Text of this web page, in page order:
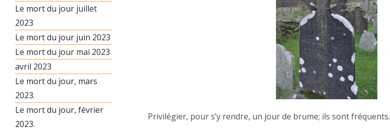
Privilégier, pour s’y rendre, un jour de brume; ils sont fréquents.
Le mort du jour juillet
2023
Le mort du jour juin 2023
Le mort du jour mai 2023
avril 2023
Le mort du jour, mars
2023.
Le mort du jour, février
2023.